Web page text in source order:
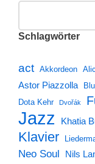
Schlagwörter
act Akkordeon
Astor Piazzolla
Dota Kehr
Dvořák
Jazz Khatia
Klavier
Neo Soul Nils